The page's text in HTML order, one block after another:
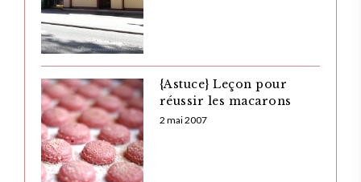
{Astuce} Leçon pour
réussir les macarons
2 mai 2007